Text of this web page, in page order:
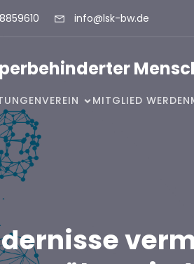
info@lsk-bw.de
VEREIN MITGLIED WERDEN